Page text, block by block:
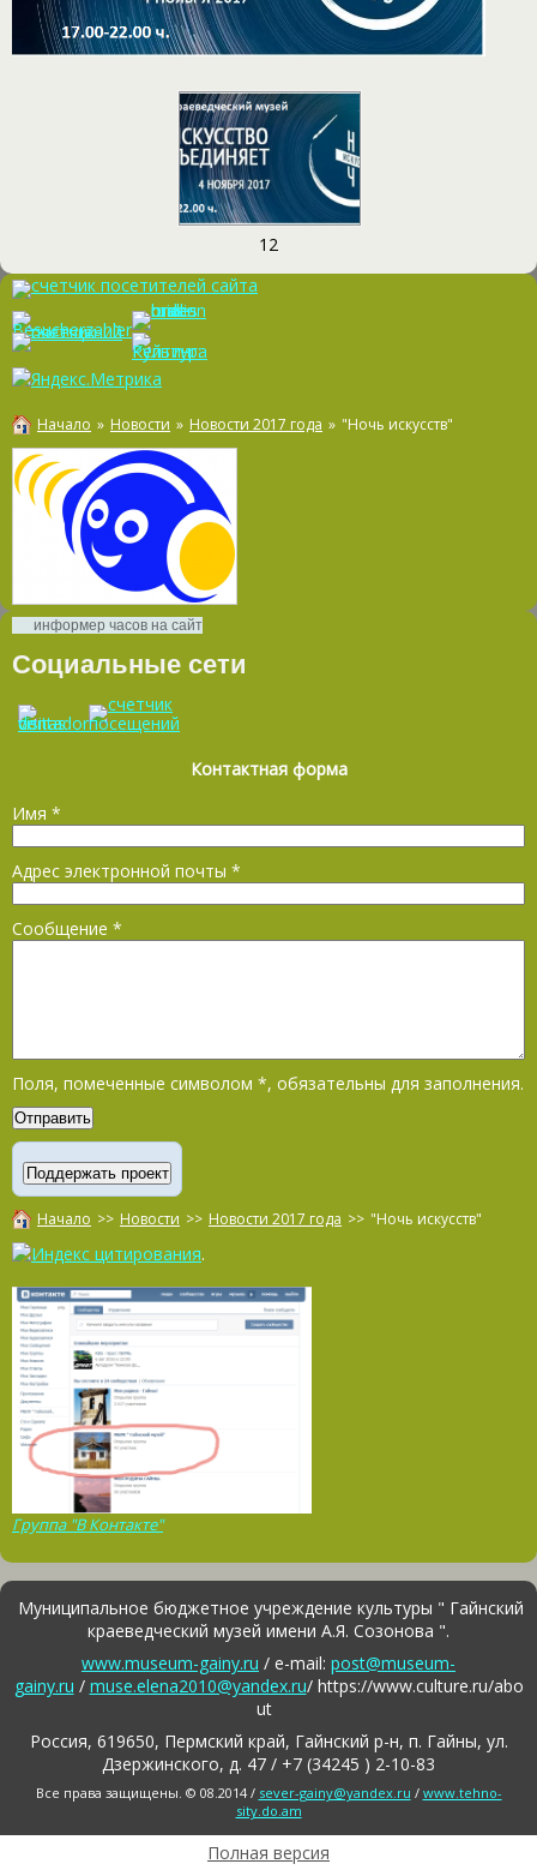
12
Начало » Новости » Новости 2017 года » "Ночь искусств"
информер часов на сайт
Социальные сети
Контактная форма
Имя *
Адрес электронной почты *
Сообщение *
Поля, помеченные символом *, обязательны для заполнения.
Начало >> Новости >> Новости 2017 года >> "Ночь искусств"
.
Группа "В Контакте"
Муниципальное бюджетное учреждение культуры " Гайнский
краеведческий музей имени А.Я. Созонова ".
www.museum-gainy.ru / e-mail: post@museum-
gainy.ru / muse.elena2010@yandex.ru/ https://www.culture.ru/abo
ut
Россия, 619650, Пермский край, Гайнский р-н, п. Гайны, ул.
Дзержинского, д. 47 / +7 (34245 ) 2-10-83
Все права защищены. © 08.2014 / sever-gainy@yandex.ru / www.tehno-
sity.do.am
Полная версия